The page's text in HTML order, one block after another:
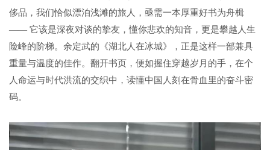
侈品，我们恰似漂泊浅滩的旅人，亟需一本厚重好书为舟楫
—— 它该是深夜对谈的挚友，懂你悲欢的知音，更是攀越人生
险峰的阶梯。余定武的《湖北人在冰城》，正是这样一部兼具
重量与温度的佳作。翻开书页，便如握住穿越岁月的手，在个
人命运与时代洪流的交织中，读懂中国人刻在骨血里的奋斗密
码。